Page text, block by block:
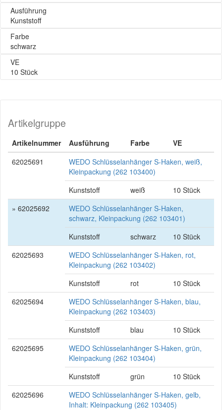
Ausführung
Kunststoff
Farbe
schwarz
VE
10 Stück
Artikelgruppe
Artikelnummer Ausführung Farbe
VE
62025691
WEDO Schlüsselanhänger S-Haken, weiß,
Kleinpackung (262 103400)
Kunststoff
weiß
10 Stück
» 62025692
WEDO Schlüsselanhänger S-Haken,
schwarz, Kleinpackung (262 103401)
Kunststoff
schwarz
10 Stück
62025693
WEDO Schlüsselanhänger S-Haken, rot,
Kleinpackung (262 103402)
Kunststoff
rot
10 Stück
62025694
WEDO Schlüsselanhänger S-Haken, blau,
Kleinpackung (262 103403)
Kunststoff
blau
10 Stück
62025695
WEDO Schlüsselanhänger S-Haken, grün,
Kleinpackung (262 103404)
Kunststoff
grün
10 Stück
62025696
WEDO Schlüsselanhänger S-Haken, gelb,
Inhalt: Kleinpackung (262 103405)